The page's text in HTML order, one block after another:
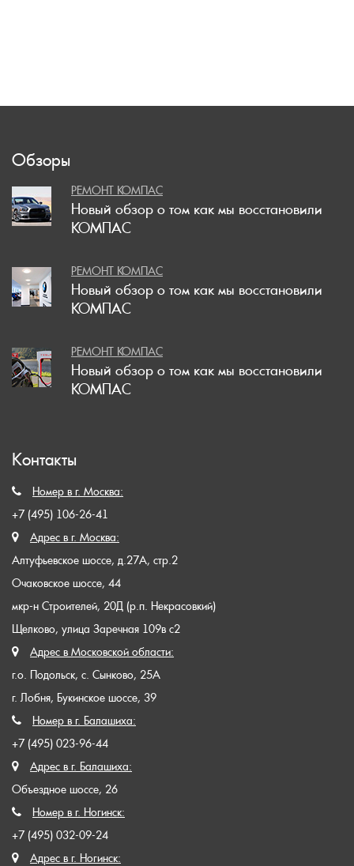
Обзоры
РЕМОНТ КОМПАС
Новый обзор о том как мы восстановили
КОМПАС
РЕМОНТ КОМПАС
Новый обзор о том как мы восстановили
КОМПАС
РЕМОНТ КОМПАС
Новый обзор о том как мы восстановили
КОМПАС
Контакты
Номер в г. Москва:
+7 (495) 106-26-41
Адрес в г. Москва:
Алтуфьевское шоссе, д.27А, стр.2
Очаковское шоссе, 44
мкр-н Строителей, 20Д (р.п. Некрасовкий)
Щелково, улица Заречная 109в с2
Адрес в Московской области:
г.о. Подольск, с. Сынково, 25А
г. Лобня, Букинское шоссе, 39
Номер в г. Балашиха:
+7 (495) 023-96-44
Адрес в г. Балашиха:
Объездное шоссе, 26
Номер в г. Ногинск:
+7 (495) 032-09-24
Адрес в г. Ногинск: